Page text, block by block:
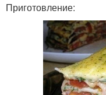
Приготовление: